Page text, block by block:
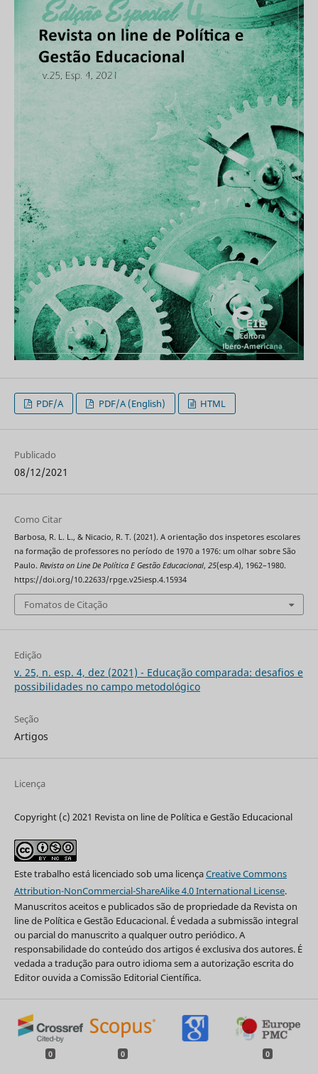
PDF/A PDF/A (English) HTML
Publicado
08/12/2021
Como Citar
Barbosa, R. L. L., & Nicacio, R. T. (2021). A orientação dos inspetores escolares
na formação de professores no período de 1970 a 1976: um olhar sobre São
Paulo. Revista on Line De Política E Gestão Educacional, 25(esp.4), 1962–1980.
https://doi.org/10.22633/rpge.v25iesp.4.15934
Fomatos de Citação
Edição
v. 25, n. esp. 4, dez (2021) - Educação comparada: desafios e
possibilidades no campo metodológico
Seção
Artigos
Licença
Copyright (c) 2021 Revista on line de Política e Gestão Educacional
Este trabalho está licenciado sob uma licençaCreative Commons
Attribution-NonCommercial-ShareAlike 4.0 International License.
Manuscritos aceitos e publicados são de propriedade da Revista on
line de Política e Gestão Educacional. É vedada a submissão integral
ou parcial do manuscrito a qualquer outro periódico. A
responsabilidade do conteúdo dos artigos é exclusiva dos autores. É
vedada a tradução para outro idioma sem a autorização escrita do
Editor ouvida a Comissão Editorial Científica.
0 0 0